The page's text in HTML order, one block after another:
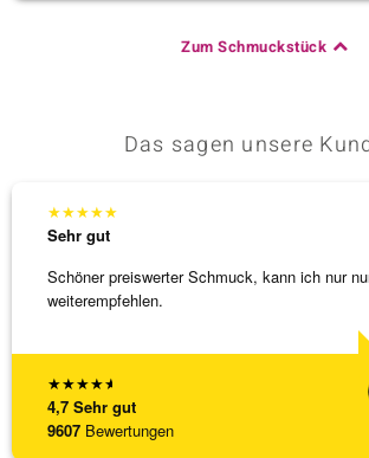
Zum Schmuckstück
Das sagen unsere
★★★★★
4,7 Sehr gut
9607 Bewertungen
★★★★★
Sehr gut
Schöner preiswerter Schmuck, kann ich nur
weiterempfehlen.